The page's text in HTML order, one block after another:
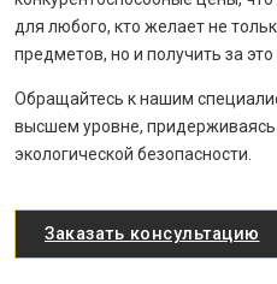
для любого, кто желает не
предметов, но и получить за
Обращайтесь к нашим
высшем уровне,
экологической безопасности.
Заказать консультацию